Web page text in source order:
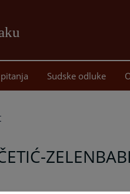
sadržaj
Sudske odluke